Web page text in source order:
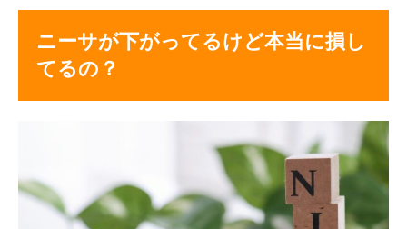
ニーサが下がってるけど本当に損し
てるの？